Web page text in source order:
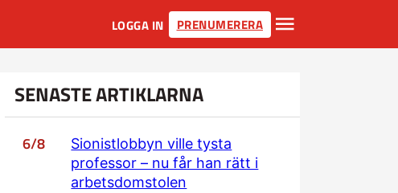
LOGGA IN PRENUMERERA
SENASTE ARTIKLARNA
6/8
Sionistlobbyn ville tysta
professor – nu får han rätt i
arbetsdomstolen